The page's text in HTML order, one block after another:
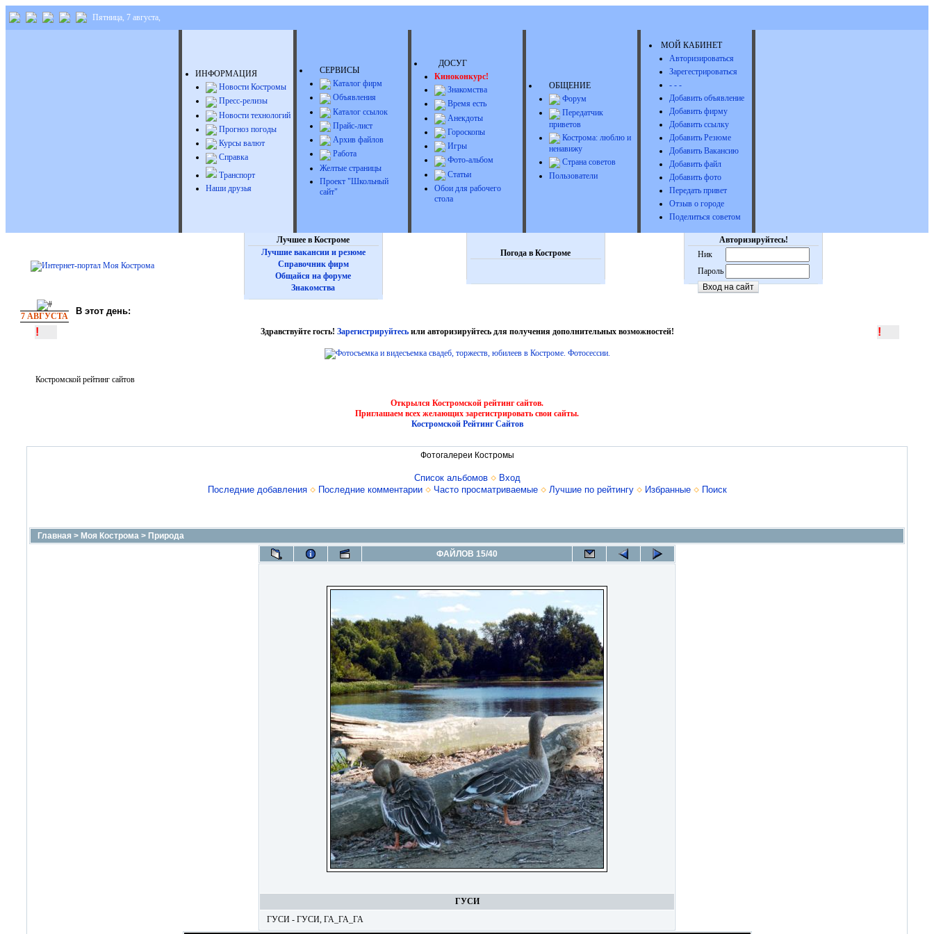
Пятница, 7 августа,
ИНФОРМАЦИЯ
Новости Костромы
Пресс-релизы
Новости технологий
Прогноз погоды
Курсы валют
Справка
Транспорт
Наши друзья
СЕРВИСЫ
Каталог фирм
Объявления
Каталог ссылок
Прайс-лист
Архив файлов
Работа
Желтые страницы
Проект "Школьный
сайт"
ДОСУГ
Киноконкурс!
Знакомства
Время есть
Анекдоты
Гороскопы
Игры
Фото-альбом
Статьи
Обои для рабочего
стола
ОБЩЕНИЕ
Форум
Передатчик
приветов
Кострома: люблю и
ненавижу
Страна советов
Пользователи
МОЙ КАБИНЕТ
Авторизироваться
Зарегестрироваться
- - -
Добавить объявление
Добавить фирму
Добавить ссылку
Добавить Резюме
Добавить Вакансию
Добавить файл
Добавить фото
Передать привет
Отзыв о городе
Поделиться советом
Лучшее в Костроме
Лучшие вакансии и резюме
Справочник фирм
Общайся на форуме
Знакомства
Погода в Костроме
Авторизируйтесь!
Ник
Пароль
7 АВГУСТА В этот день:
! Здравствуйте гость! Зарегистрируйтесьили авторизируйтесь для получения дополнительных возможностей! !
Костромской рейтинг сайтов
Открылся Костромской рейтинг сайтов.
Приглашаем всех желающих зарегистрировать свои сайты.
Костромской Рейтинг Сайтов
Фотогалереи Костромы
Список альбомов
Вход
Последние добавления
Последние комментарии Часто просматриваемые Лучшие по рейтингу Избранные Поиск
Главная > Моя Кострома > Природа
ФАЙЛОВ 15/40
ГУСИ
ГУСИ - ГУСИ, ГА_ГА_ГА